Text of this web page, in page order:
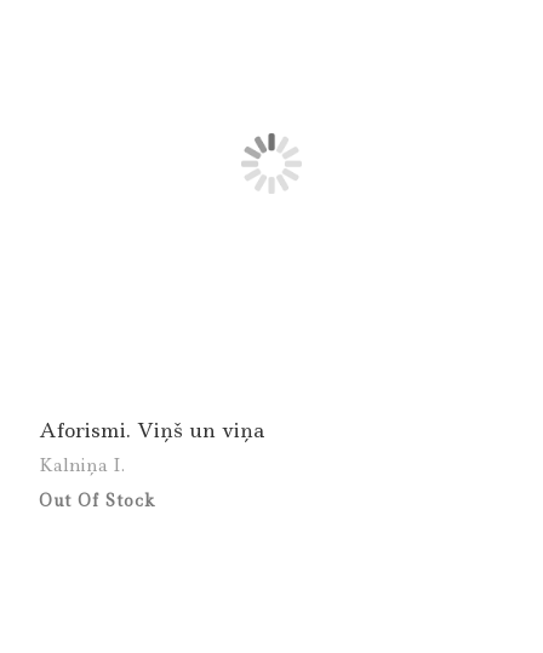
Aforismi. Viņš un viņa
Kalniņa I.
Out Of Stock